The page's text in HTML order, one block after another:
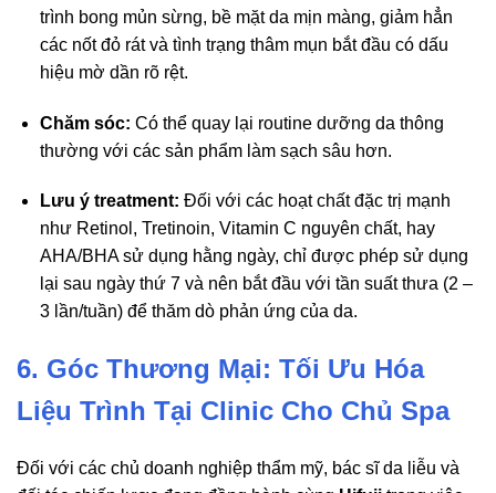
trình bong mủn sừng, bề mặt da mịn màng, giảm hẳn
các nốt đỏ rát và tình trạng thâm mụn bắt đầu có dấu
hiệu mờ dần rõ rệt.
Chăm sóc: Có thể quay lại routine dưỡng da thông
thường với các sản phẩm làm sạch sâu hơn.
Lưu ý treatment: Đối với các hoạt chất đặc trị mạnh
như Retinol, Tretinoin, Vitamin C nguyên chất, hay
AHA/BHA sử dụng hằng ngày, chỉ được phép sử dụng
lại sau ngày thứ 7 và nên bắt đầu với tần suất thưa (2 –
3 lần/tuần) để thăm dò phản ứng của da.
6. Góc Thương Mại: Tối Ưu Hóa
Liệu Trình Tại Clinic Cho Chủ Spa
Đối với các chủ doanh nghiệp thẩm mỹ, bác sĩ da liễu và